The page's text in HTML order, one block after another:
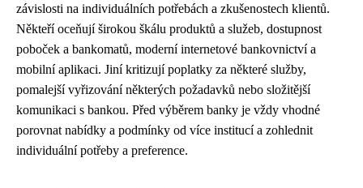
závislosti na individuálních potřebách a zkušenostech klientů.
Někteří oceňují širokou škálu produktů a služeb, dostupnost
poboček a bankomatů, moderní internetové bankovnictví a
mobilní aplikaci. Jiní kritizují poplatky za některé služby,
pomalejší vyřizování některých požadavků nebo složitější
komunikaci s bankou. Před výběrem banky je vždy vhodné
porovnat nabídky a podmínky od více institucí a zohlednit
individuální potřeby a preference.